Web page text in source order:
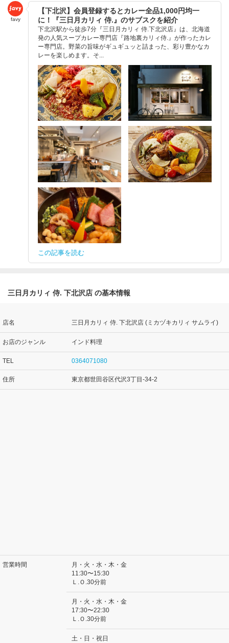
favy
【下北沢】会員登録するとカレー全品1,000円均一
に！『三日月カリィ 侍.』のサブスクを紹介
下北沢駅から徒歩7分『三日月カリィ 侍.下北沢店』は、北海道
発の人気スープカレー専門店『路地裏カリィ侍.』が作ったカレ
ー専門店。野菜の旨味がギュギュッと詰まった、彩り豊かなカ
レーを楽しめます。そ...
この記事を読む
三日月カリィ 侍. 下北沢店 の基本情報
店名 三日月カリィ 侍. 下北沢店 (ミカヅキカリィ サムライ)
お店のジャンル インド料理
TEL 0364071080
住所 東京都世田谷区代沢3丁目-34-2
営業時間
月・火・水・木・金
11:30〜15:30
Ｌ.Ｏ.30分前
月・火・水・木・金
17:30〜22:30
Ｌ.Ｏ.30分前
土・日・祝日